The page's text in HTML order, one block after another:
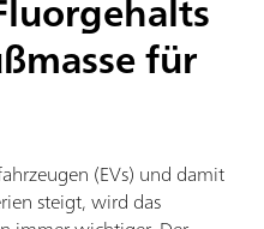
für
(EVs) und damit
steigt, wird das